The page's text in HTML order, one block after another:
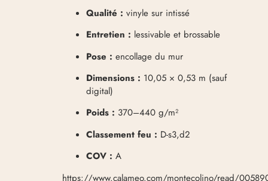
Qualité : vinyle sur intissé
Entretien : lessivable et brossable
Pose : encollage du mur
Dimensions : 10,05 × 0,53 m (sauf
digital)
Poids : 370–440 g/m²
Classement feu : D-s3,d2
COV : A
https://www.calameo.com/montecolino/read/